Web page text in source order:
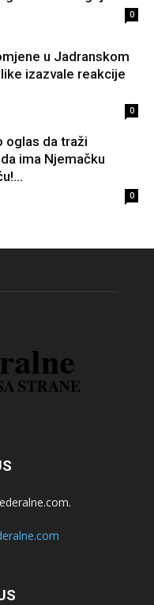
0
u Jadranskom
izazvale reakcije
0
oglas da traži
ima Njemačku
0